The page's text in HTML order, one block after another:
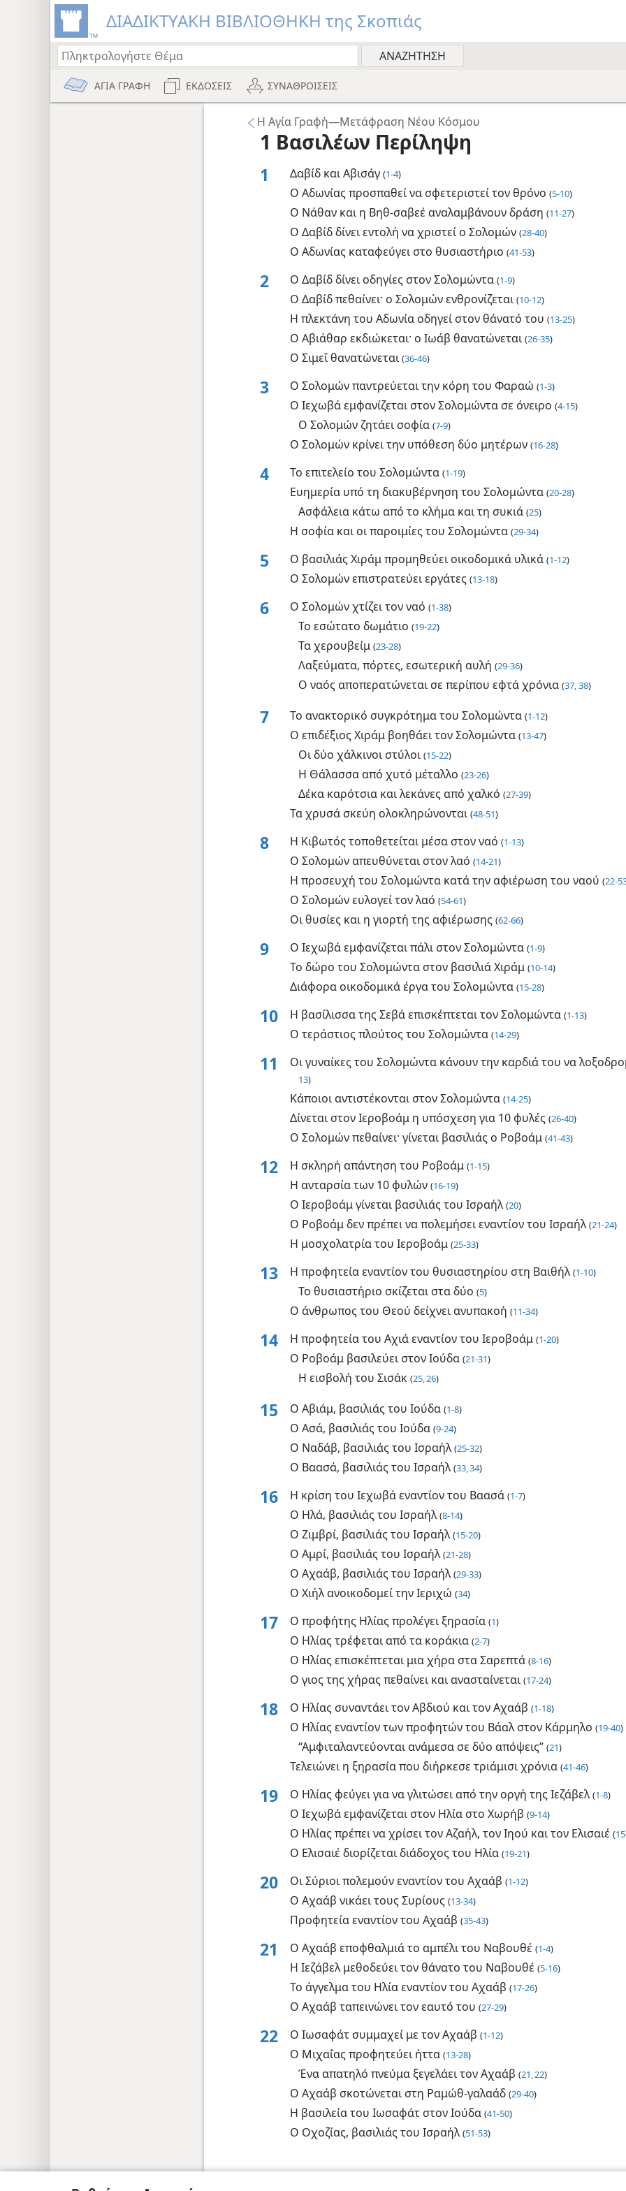
ΔΙΑΔΙΚΤΥΑΚΗ ΒΙΒΛΙΟΘΗΚΗ της Σκοπιάς
ΑΓΙΑ ΓΡΑΦΗ ΕΚΔΟΣΕΙΣ ΣΥΝΑΘΡΟΙΣΕΙΣ
Η Αγία Γραφή—Μετάφραση Νέου Κόσμου
1 Βασιλέων Περίληψη
1 Δαβίδ και Αβισάγ (1-4)
Ο Αδωνίας προσπαθεί να σφετεριστεί τον θρόνο (5-10)
Ο Νάθαν και η Βηθ-σαβεέ αναλαμβάνουν δράση (11-27)
Ο Δαβίδ δίνει εντολή να χριστεί ο Σολομών (28-40)
Ο Αδωνίας καταφεύγει στο θυσιαστήριο (41-53)
2 Ο Δαβίδ δίνει οδηγίες στον Σολομώντα (1-9)
Ο Δαβίδ πεθαίνει· ο Σολομών ενθρονίζεται (10-12)
Η πλεκτάνη του Αδωνία οδηγεί στον θάνατό του (13-25)
Ο Αβιάθαρ εκδιώκεται· ο Ιωάβ θανατώνεται (26-35)
Ο Σιμεΐ θανατώνεται (36-46)
3 Ο Σολομών παντρεύεται την κόρη του Φαραώ (1-3)
Ο Ιεχωβά εμφανίζεται στον Σολομώντα σε όνειρο (4-15)
Ο Σολομών ζητάει σοφία (7-9)
Ο Σολομών κρίνει την υπόθεση δύο μητέρων (16-28)
4 Το επιτελείο του Σολομώντα (1-19)
Ευημερία υπό τη διακυβέρνηση του Σολομώντα (20-28)
Ασφάλεια κάτω από το κλήμα και τη συκιά (25)
Η σοφία και οι παροιμίες του Σολομώντα (29-34)
5 Ο βασιλιάς Χιράμ προμηθεύει οικοδομικά υλικά (1-12)
Ο Σολομών επιστρατεύει εργάτες (13-18)
6 Ο Σολομών χτίζει τον ναό (1-38)
Το εσώτατο δωμάτιο (19-22)
Τα χερουβείμ (23-28)
Λαξεύματα, πόρτες, εσωτερική αυλή (29-36)
Ο ναός αποπερατώνεται σε περίπου εφτά χρόνια (37, 38)
7 Το ανακτορικό συγκρότημα του Σολομώντα (1-12)
Ο επιδέξιος Χιράμ βοηθάει τον Σολομώντα (13-47)
Οι δύο χάλκινοι στύλοι (15-22)
Η Θάλασσα από χυτό μέταλλο (23-26)
Δέκα καρότσια και λεκάνες από χαλκό (27-39)
Τα χρυσά σκεύη ολοκληρώνονται (48-51)
8 Η Κιβωτός τοποθετείται μέσα στον ναό (1-13)
Ο Σολομών απευθύνεται στον λαό (14-21)
Η προσευχή του Σολομώντα κατά την αφιέρωση του ναού (22-
Ο Σολομών ευλογεί τον λαό (54-61)
Οι θυσίες και η γιορτή της αφιέρωσης (62-66)
9 Ο Ιεχωβά εμφανίζεται πάλι στον Σολομώντα (1-9)
Το δώρο του Σολομώντα στον βασιλιά Χιράμ (10-14)
Διάφορα οικοδομικά έργα του Σολομώντα (15-28)
10 Η βασίλισσα της Σεβά επισκέπτεται τον Σολομώντα (1-13)
Ο τεράστιος πλούτος του Σολομώντα (14-29)
11 Οι γυναίκες του Σολομώντα κάνουν την καρδιά του να
13)
Κάποιοι αντιστέκονται στον Σολομώντα (14-25)
Δίνεται στον Ιεροβοάμ η υπόσχεση για 10 φυλές (26-40)
Ο Σολομών πεθαίνει· γίνεται βασιλιάς ο Ροβοάμ (41-43)
12 Η σκληρή απάντηση του Ροβοάμ (1-15)
Η ανταρσία των 10 φυλών (16-19)
Ο Ιεροβοάμ γίνεται βασιλιάς του Ισραήλ(20)
Ο Ροβοάμ δεν πρέπει να πολεμήσει εναντίον του Ισραήλ(21-24)
Η μοσχολατρία του Ιεροβοάμ (25-33)
13 Η προφητεία εναντίον του θυσιαστηρίου στη Βαιθήλ(1-10)
Το θυσιαστήριο σκίζεται στα δύο (5)
Ο άνθρωπος του Θεού δείχνει ανυπακοή (11-34)
14 Η προφητεία του Αχιά εναντίον του Ιεροβοάμ (1-20)
Ο Ροβοάμ βασιλεύει στον Ιούδα (21-31)
Η εισβολή του Σισάκ (25, 26)
15 Ο Αβιάμ, βασιλιάς του Ιούδα (1-8)
Ο Ασά, βασιλιάς του Ιούδα (9-24)
Ο Ναδάβ, βασιλιάς του Ισραήλ(25-32)
Ο Βαασά, βασιλιάς του Ισραήλ(33, 34)
16 Η κρίση του Ιεχωβά εναντίον του Βαασά (1-7)
Ο Ηλά, βασιλιάς του Ισραήλ(8-14)
Ο Ζιμβρί, βασιλιάς του Ισραήλ(15-20)
Ο Αμρί, βασιλιάς του Ισραήλ(21-28)
Ο Αχαάβ, βασιλιάς του Ισραήλ(29-33)
Ο Χιήλ ανοικοδομεί την Ιεριχώ (34)
17 Ο προφήτης Ηλίας προλέγει ξηρασία (1)
Ο Ηλίας τρέφεται από τα κοράκια (2-7)
Ο Ηλίας επισκέπτεται μια χήρα στα Σαρεπτά (8-16)
Ο γιος της χήρας πεθαίνει και ανασταίνεται (17-24)
18 Ο Ηλίας συναντάει τον Αβδιού και τον Αχαάβ (1-18)
Ο Ηλίας εναντίον των προφητών του Βάαλ στον Κάρμηλο (19-40)
“Αμφιταλαντεύονται ανάμεσα σε δύο απόψεις” (21)
Τελειώνει η ξηρασία που διήρκεσε τριάμισι χρόνια (41-46)
19 Ο Ηλίας φεύγει για να γλιτώσει από την οργή της Ιεζάβελ(1-8)
Ο Ιεχωβά εμφανίζεται στον Ηλία στο Χωρήβ (9-14)
Ο Ηλίας πρέπει να χρίσει τον Αζαήλ, τον Ιηού και τον Ελισαιέ (
Ο Ελισαιέ διορίζεται διάδοχος του Ηλία (19-21)
20 Οι Σύριοι πολεμούν εναντίον του Αχαάβ (1-12)
Ο Αχαάβ νικάει τους Συρίους (13-34)
Προφητεία εναντίον του Αχαάβ (35-43)
21 Ο Αχαάβ εποφθαλμιά το αμπέλι του Ναβουθέ (1-4)
Η Ιεζάβελ μεθοδεύει τον θάνατο του Ναβουθέ (5-16)
Το άγγελμα του Ηλία εναντίον του Αχαάβ (17-26)
Ο Αχαάβ ταπεινώνει τον εαυτό του (27-29)
22 Ο Ιωσαφάτ συμμαχεί με τον Αχαάβ (1-12)
Ο Μιχαΐας προφητεύει ήττα (13-28)
Ένα απατηλό πνεύμα ξεγελάει τον Αχαάβ (21, 22)
Ο Αχαάβ σκοτώνεται στη Ραμώθ-γαλαάδ (29-40)
Η βασιλεία του Ιωσαφάτ στον Ιούδα (41-50)
Ο Οχοζίας, βασιλιάς του Ισραήλ(51-53)